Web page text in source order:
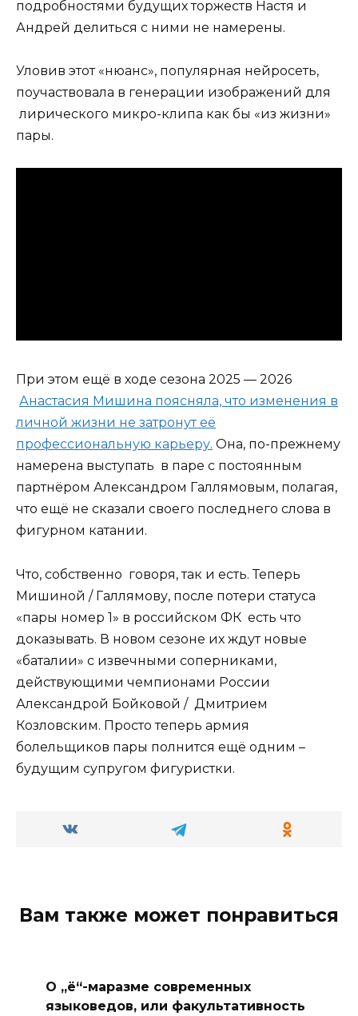
подробностями будущих торжеств Настя и
Андрей делиться с ними не намерены.
Уловив этот «нюанс», популярная нейросеть,
поучаствовала в генерации изображений для
лирического микро-клипа как бы «из жизни»
пары.
При этом ещё в ходе сезона 2025 — 2026
Анастасия Мишина поясняла, что изменения в
личной жизни не затронут её
профессиональную карьеру. Она, по-прежнему
намерена выступать в паре с постоянным
партнёром Александром Галлямовым, полагая,
что ещё не сказали своего последнего слова в
фигурном катании.
Что, собственно говоря, так и есть. Теперь
Мишиной / Галлямову, после потери статуса
«пары номер 1» в российском ФК есть что
доказывать. В новом сезоне их ждут новые
«баталии» с извечными соперниками,
действующими чемпионами России
Александрой Бойковой / Дмитрием
Козловским. Просто теперь армия
болельщиков пары полнится ещё одним –
будущим супругом фигуристки.
Вам также может понравиться
О „ё“-маразме современных
языковедов, или факультативность